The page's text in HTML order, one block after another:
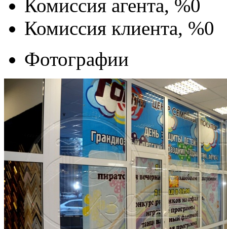
Комиссия агента, %0
Комиссия клиента, %0
Фотографии